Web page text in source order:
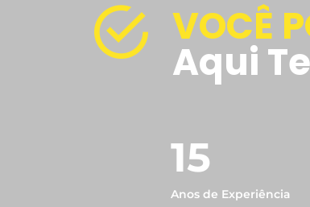
VOCÊ
Aqui
15
Anos de Experiência